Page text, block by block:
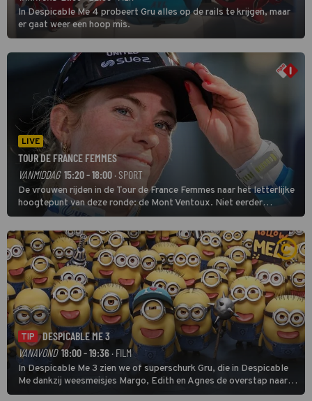
In Despicable Me 4 probeert Gru alles op de rails te krijgen, maar
er gaat weer een hoop mis.
LIVE
TOUR DE FRANCE FEMMES
VANMIDDAG 15:20 - 18:00 · SPORT
De vrouwen rijden in de Tour de France Femmes naar het letterlijke
hoogtepunt van deze ronde: de Mont Ventoux. Niet eerder
finishten de vrouwen voor deze koers op deze kale col uit de
buitencategorie. De aanloop naar de slotklim is vlak.
TIP
DESPICABLE ME 3
VANAVOND 18:00 - 19:36· FILM
In Despicable Me 3 zien we of superschurk Gru, die in Despicable
Me dankzij weesmeisjes Margo, Edith en Agnes de overstap naar
het rechte pad maakte, ook op dat pad weet te blijven.